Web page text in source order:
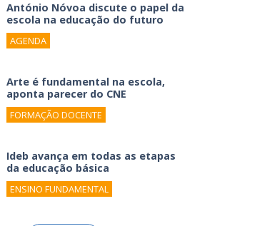
António Nóvoa discute o papel da
escola na educação do futuro
AGENDA
Arte é fundamental na escola,
aponta parecer do CNE
FORMAÇÃO DOCENTE
Ideb avança em todas as etapas
da educação básica
ENSINO FUNDAMENTAL